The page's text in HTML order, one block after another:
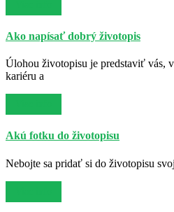
Ako napísať dobrý životopis
Úlohou životopisu je predstaviť vás,
kariéru a
Akú fotku do životopisu
Nebojte sa pridať si do životopisu